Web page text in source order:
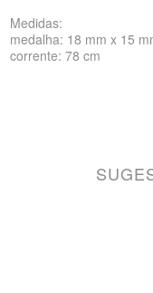
Medidas:
medalha: 18 mm x 15
corrente: 78 cm